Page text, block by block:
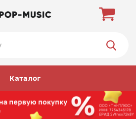
Каталог